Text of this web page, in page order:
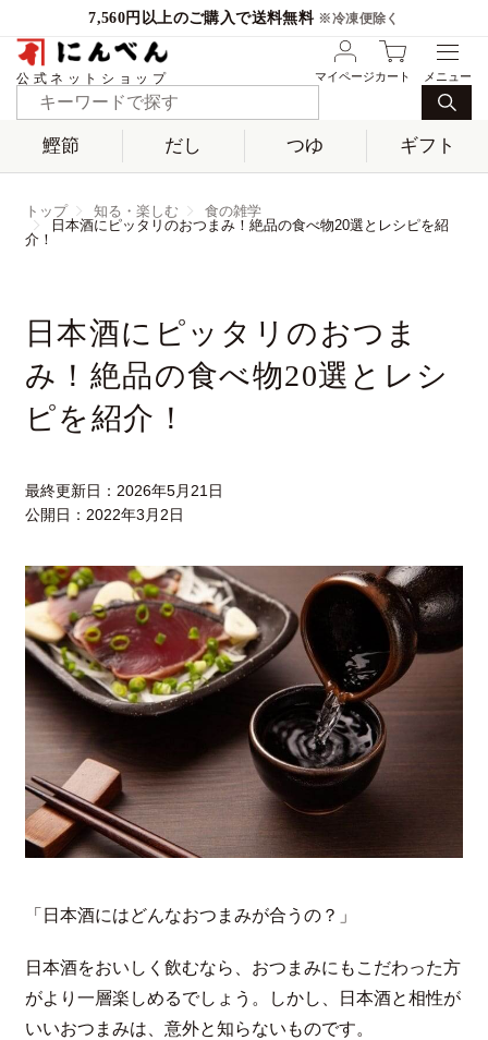
7,560円以上のご購入で送料無料 ※冷凍便除く
公式ネットショップ マイページカート
鰹節 だし つゆ ギフト
トップ 知る・楽しむ
食の雑学
日本酒にピッタリのおつまみ！絶品の食べ物20選とレシピを紹
介！
日本酒にピッタリのおつま
み！絶品の食べ物20選とレシ
ピを紹介！
最終更新日： 2026年5月21日
公開日： 2022年3月2日
「日本酒にはどんなおつまみが合うの？」
日本酒をおいしく飲むなら、おつまみにもこだわった方
がより一層楽しめるでしょう。しかし、日本酒と相性が
いいおつまみは、意外と知らないものです。